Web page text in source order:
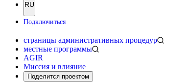
RU
Подключиться
страницы административных процедур
местные программы
AGIR
Миссия и влияние
Поделится проектом